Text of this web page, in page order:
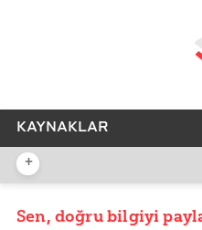
KAYNAKLAR
REFERANSLAR
BAYETAV-KONDA: Bir
+
YAYIN TARİHİ
Sen, doğru bilgiyi